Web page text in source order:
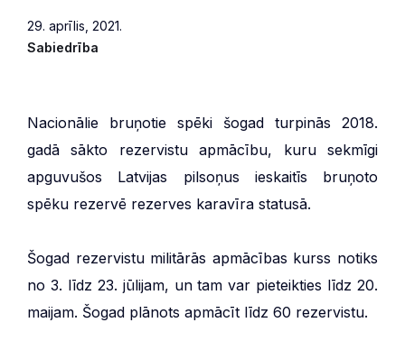
29. aprīlis, 2021.
Sabiedrība
Nacionālie bruņotie spēki šogad turpinās 2018.
gadā sākto rezervistu apmācību, kuru sekmīgi
apguvušos Latvijas pilsoņus ieskaitīs bruņoto
spēku rezervē rezerves karavīra statusā.
Šogad rezervistu militārās apmācības kurss notiks
no 3. līdz 23. jūlijam, un tam var pieteikties līdz 20.
maijam. Šogad plānots apmācīt līdz 60 rezervistu.